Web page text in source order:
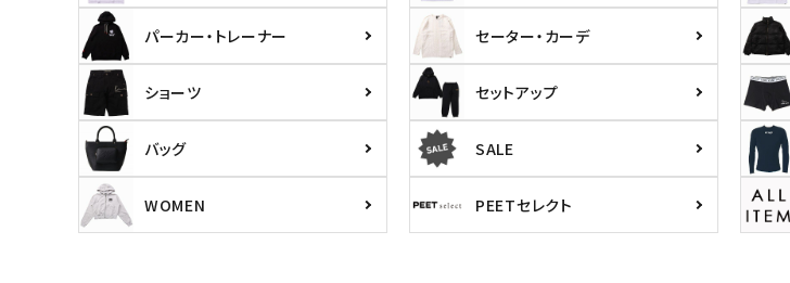
パーカー・トレーナー セーター・カーデ
ショーツ セットアップ
バッグ SALE
WOMEN PEETセレクト